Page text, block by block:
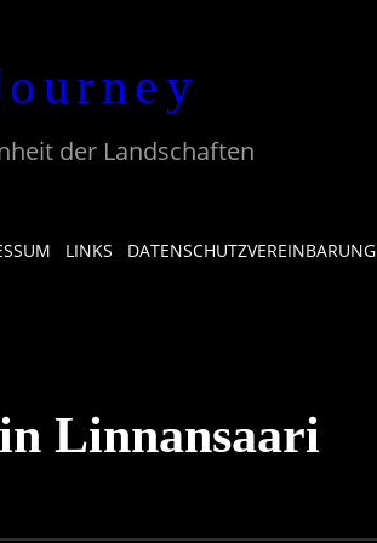
der Landschaften
LINKS DATENSCHUTZVEREINBARUNG
Linnansaari